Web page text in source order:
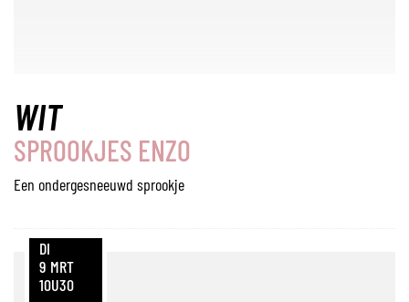
WIT
SPROOKJES ENZO
Een ondergesneeuwd sprookje
DI
9 MRT
10U30